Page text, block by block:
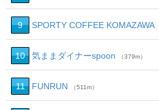
9 SPORTY COFFEE KOMAZAWA
10 気ままダイナーspoon （379m）
11 FUNRUN （511m）